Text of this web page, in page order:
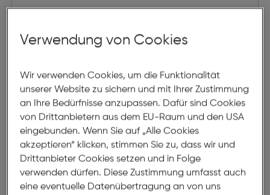
Kupplung Koax-Kupplung
€ 5,99
in den Warenkorb
Verwendung von Cookies
Wir verwenden Cookies, um die Funktionalität
unserer Website zu sichern und mit Ihrer Zustimmung
an Ihre Bedürfnisse anzupassen. Dafür sind Cookies
von Drittanbietern aus dem EU-Raum und den USA
eingebunden. Wenn Sie auf „Alle Cookies
akzeptieren“ klicken, stimmen Sie zu, dass wir und
Drittanbieter Cookies setzen und in Folge
verwenden dürfen. Diese Zustimmung umfasst auch
eine eventuelle Datenübertragung an von uns